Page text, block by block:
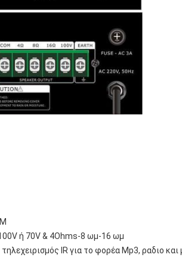
ή 70V & 4Ohms-8 ωμ-16 ωμ
IR για το φορέα Mp3, ραδιο και